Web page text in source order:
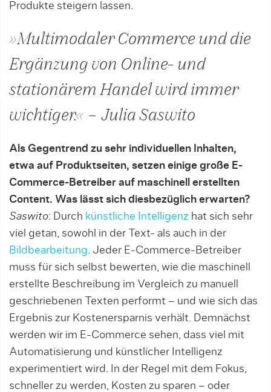
Produkte steigern lassen.
»Multimodaler Commerce und die
Ergänzung von Online- und
stationärem Handel wird immer
wichtiger.« – Julia Saswito
Als Gegentrend zu sehr individuellen Inhalten,
etwa auf Produktseiten, setzen einige große E-
Commerce-Betreiber auf maschinell erstellten
Content. Was lässt sich diesbezüglich erwarten?
Saswito: Durch künstliche Intelligenz hat sich sehr
viel getan, sowohl in der Text- als auch in der
Bildbearbeitung. Jeder E-Commerce-Betreiber
muss für sich selbst bewerten, wie die maschinell
erstellte Beschreibung im Vergleich zu manuell
geschriebenen Texten performt – und wie sich das
Ergebnis zur Kostenersparnis verhält. Demnächst
werden wir im E-Commerce sehen, dass viel mit
Automatisierung und künstlicher Intelligenz
experimentiert wird. In der Regel mit dem Fokus,
schneller zu werden, Kosten zu sparen – oder